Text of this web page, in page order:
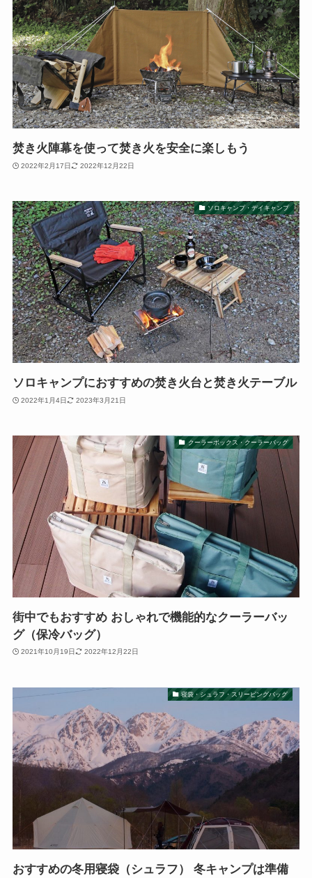
焚き火陣幕を使って焚き火を安全に楽しもう
2022年2月17日 2022年12月22日
ソロキャンプ・デイキャンプ
ソロキャンプにおすすめの焚き火台と焚き火テーブル
2022年1月4日 2023年3月21日
クーラーボックス・クーラーバッグ
街中でもおすすめ おしゃれで機能的なクーラーバッ
グ（保冷バッグ）
2021年10月19日 2022年12月22日
寝袋・シュラフ・スリーピングバッグ
おすすめの冬用寝袋（シュラフ） 冬キャンプは準備